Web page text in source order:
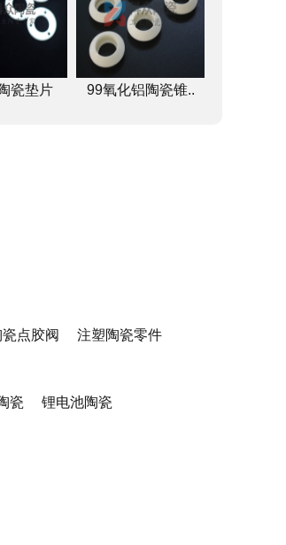
瓷垫片 99氧化铝陶瓷锥..
瓷点胶阀 注塑陶瓷零件
瓷 锂电池陶瓷